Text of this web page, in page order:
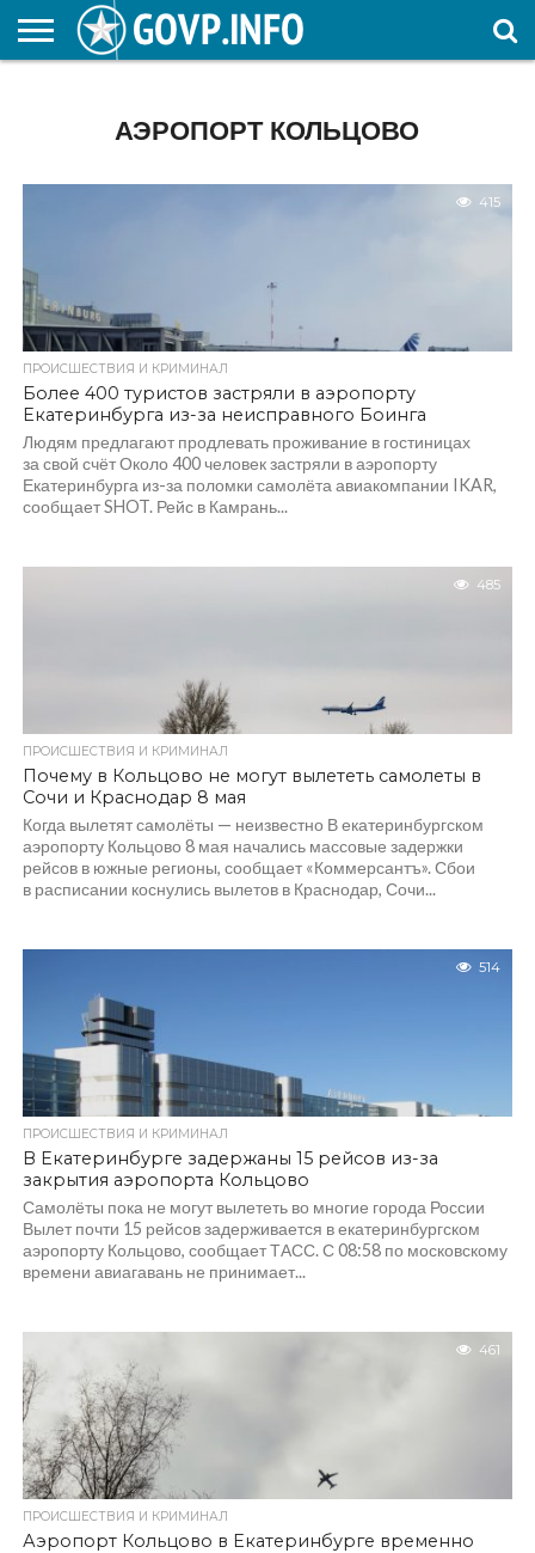
ОБРАЗОВАНИЕАЭРОПОРТ КОЛЬЦОВО
415
ПРОИСШЕСТВИЯ И КРИМИНАЛ
Более 400 туристов застряли в аэропорту
Екатеринбурга из-за неисправного Боинга
Людям предлагают продлевать проживание в гостиницах
за свой счёт Около 400 человек застряли в аэропорту
Екатеринбурга из-за поломки самолёта авиакомпании IKAR,
сообщает SHOT. Рейс в Камрань...
485
ПРОИСШЕСТВИЯ И КРИМИНАЛ
Почему в Кольцово не могут вылететь самолеты в
Сочи и Краснодар 8 мая
Когда вылетят самолёты — неизвестно В екатеринбургском
аэропорту Кольцово 8 мая начались массовые задержки
рейсов в южные регионы, сообщает «Коммерсантъ». Сбои
в расписании коснулись вылетов в Краснодар, Сочи...
514
ПРОИСШЕСТВИЯ И КРИМИНАЛ
В Екатеринбурге задержаны 15 рейсов из-за
закрытия аэропорта Кольцово
Самолёты пока не могут вылететь во многие города России
Вылет почти 15 рейсов задерживается в екатеринбургском
аэропорту Кольцово, сообщает ТАСС. С 08:58 по московскому
времени авиагавань не принимает...
461
ПРОИСШЕСТВИЯ И КРИМИНАЛ
Аэропорт Кольцово в Екатеринбурге временно